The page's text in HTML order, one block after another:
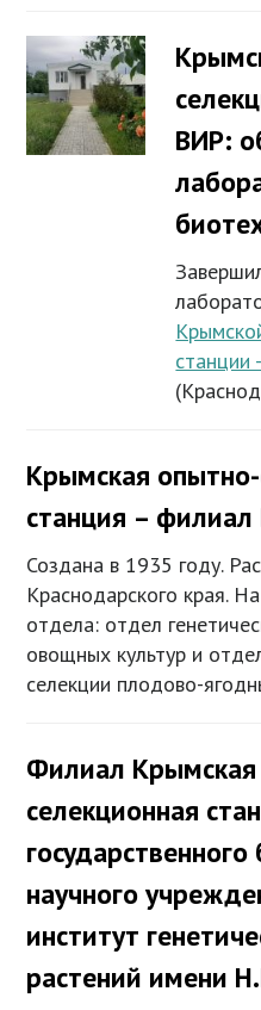
ВИР:
Крымская
станция –
Создана в 1935 году.
Краснодарского края.
отдела: отдел
овощных культур и
селекции плодово-
Филиал
селекционная
научного
институт
растений имени